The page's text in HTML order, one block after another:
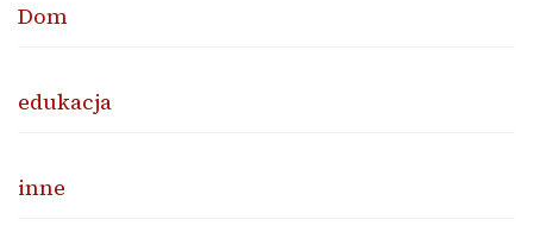
Dom
edukacja
inne